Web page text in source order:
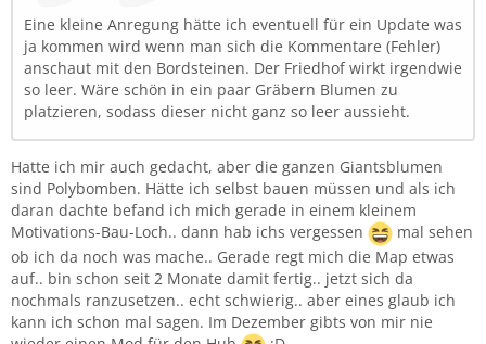
Eine kleine Anregung hätte ich eventuell für ein Update was
ja kommen wird wenn man sich die Kommentare (Fehler)
anschaut mit den Bordsteinen. Der Friedhof wirkt irgendwie
so leer. Wäre schön in ein paar Gräbern Blumen zu
platzieren, sodass dieser nicht ganz so leer aussieht.
Hatte ich mir auch gedacht, aber die ganzen Giantsblumen
sind Polybomben. Hätte ich selbst bauen müssen und als ich
daran dachte befand ich mich gerade in einem kleinem
Motivations-Bau-Loch.. dann hab ichs vergessen
mal sehen
ob ich da noch was mache.. Gerade regt mich die Map etwas
auf.. bin schon seit 2 Monate damit fertig.. jetzt sich da
nochmals ranzusetzen.. echt schwierig.. aber eines glaub ich
kann ich schon mal sagen. Im Dezember gibts von mir nie